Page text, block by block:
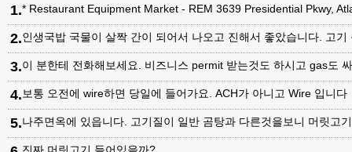
1.* Restaurant Equipment Market - REM 3639 Presidential Pkwy,
2.인생국밥 국물이 살짝 간이 되어서 나오고 진해서 좋았습니다. 고
3.이 분한테 전화해보세요. 비즈니스 permit 받는것도 하시고 gas도
4.보통 오전에 wire하면 당일에 들어가요. ACH가 아니고 Wire 입니다
5.나주면옥에 있읍니다. 고기질이 일반 곰탕과 다른것을보니 머릿고